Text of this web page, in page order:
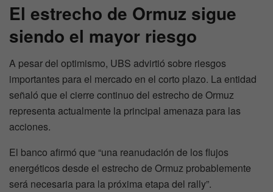
El estrecho de Ormuz sigue
siendo el mayor riesgo
A pesar del optimismo, UBS advirtió sobre riesgos
importantes para el mercado en el corto plazo. La entidad
señaló que el cierre continuo del estrecho de Ormuz
representa actualmente la principal amenaza para las
acciones.
El banco afirmó que “una reanudación de los flujos
energéticos desde el estrecho de Ormuz probablemente
será necesaria para la próxima etapa del rally”.